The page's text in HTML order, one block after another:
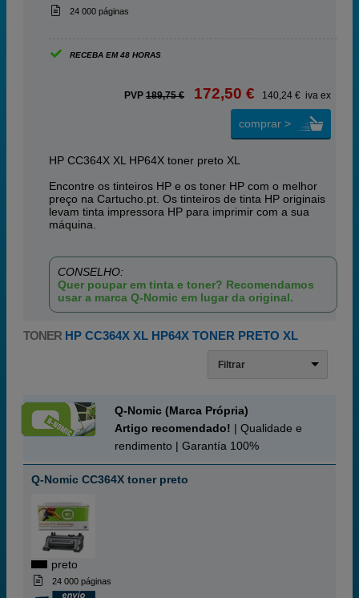
24 000 páginas
RECEBA EM 48 HORAS
PVP 189,75 € 172,50 € 140,24 € iva ex
comprar >
HP CC364X XL HP64X toner preto XL
Encontre os tinteiros HP e os toner HP com o melhor
preço na Cartucho.pt. Os tinteiros de tinta HP originais
levam tinta impressora HP para imprimir com a sua
máquina.
CONSELHO:
Quer poupar em tinta e toner? Recomendamos
usar a marca Q-Nomic em lugar da original.
TONER HP CC364X XL HP64X TONER PRETO XL
Filtrar
Q-Nomic (Marca Própria)
Artigo recomendado! | Qualidade e
rendimento | Garantía 100%
Q-Nomic CC364X toner preto
preto
24 000 páginas